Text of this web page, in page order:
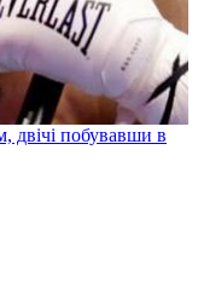
двічі побувавши в